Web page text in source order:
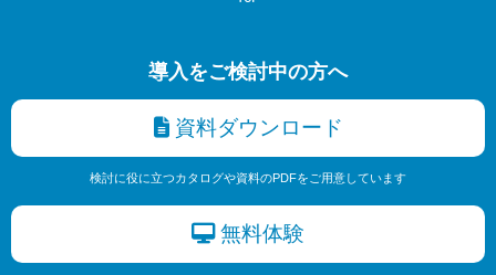
導入をご検討中の方へ
資料ダウンロード
検討に役に立つカタログや資料のPDFをご用意しています
無料体験